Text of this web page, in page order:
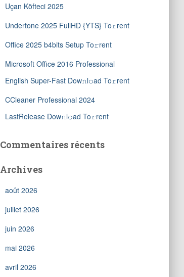
Uçan Köfteci 2025
Undertone 2025 FullHD {YTS} To𝚛rent
Office 2025 b4bits Setup To𝚛rent
Microsoft Office 2016 Professional
English Super-Fast Dow𝚗l𝚘ad To𝚛rent
CCleaner Professional 2024
LastRelease Dow𝚗l𝚘ad To𝚛rent
Commentaires récents
Archives
août 2026
juillet 2026
juin 2026
mai 2026
avril 2026